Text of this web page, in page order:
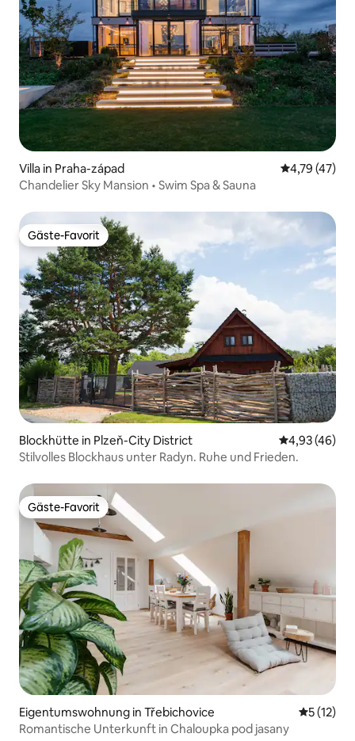
Villa in Praha-západ
4,79 (47)
Chandelier Sky Mansion • Swim Spa & Sauna
Gäste-Favorit
Gäste-Favorit
Blockhütte in Plzeň-City District
4,93 (46)
Stilvolles Blockhaus unter Radyn. Ruhe und Frieden.
Gäste-Favorit
Gäste-Favorit
Eigentumswohnung in Třebichovice
5 (12)
Romantische Unterkunft in Chaloupka pod jasany